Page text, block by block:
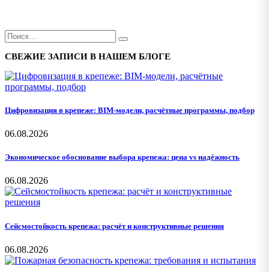
СВЕЖИЕ ЗАПИСИ В НАШЕМ БЛОГЕ
Цифровизация в крепеже: BIM-модели, расчётные программы, подбор
06.08.2026
Экономическое обоснование выбора крепежа: цена vs надёжность
06.08.2026
Сейсмостойкость крепежа: расчёт и конструктивные решения
06.08.2026